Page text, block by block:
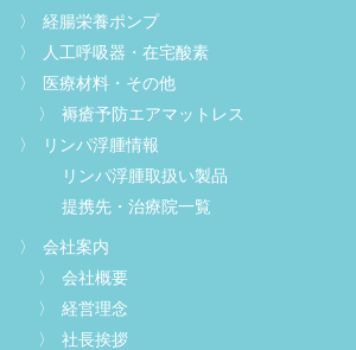
経腸栄養ポンプ
人工呼吸器・在宅酸素
医療材料・その他
褥瘡予防エアマットレス
リンパ浮腫情報
リンパ浮腫取扱い製品
提携先・治療院一覧
会社案内
会社概要
経営理念
社長挨拶